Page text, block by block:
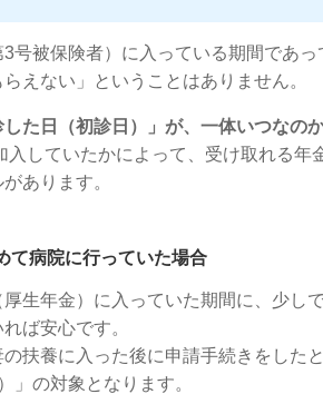
号被保険者）に入っている期間であ
えない」ということはありません。
した日（初診日）」が、一体いつなの
していたかによって、受け取れる年
あります。
て病院に行っていた場合
生年金）に入っていた期間に、少し
ば安心です。
扶養に入った後に申請手続きをした
」の対象となります。